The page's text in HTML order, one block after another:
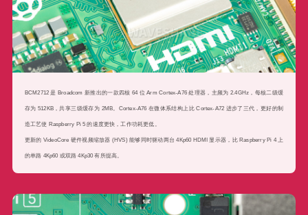
BCM2712 是 Broadcom 新推出的一款四核 64 位 Arm Cortex-A76 处理器，主频为 2.4GHz，每核二级缓
存为 512KB，共享三级缓存为 2MB。Cortex-A76 在微体系结构上比 Cortex-A72 进步了三代，更好的制
造工艺使 Raspberry Pi 5 的速度更快，工作功耗更低。
更新的 VideoCore 硬件视频缩放器 (HVS) 能够同时驱动两台 4Kp60 HDMI 显示器，比 Raspberry Pi 4 上
的单路 4Kp60 或双路 4Kp30 有所提高。